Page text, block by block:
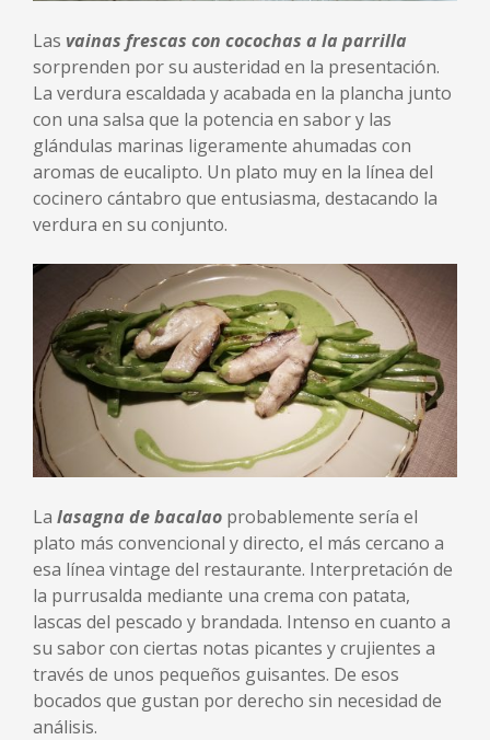
Las vainas frescas con cocochas a la parrilla
sorprenden por su austeridad en la presentación.
La verdura escaldada y acabada en la plancha junto
con una salsa que la potencia en sabor y las
glándulas marinas ligeramente ahumadas con
aromas de eucalipto. Un plato muy en la línea del
cocinero cántabro que entusiasma, destacando la
verdura en su conjunto.
La lasagna de bacalao probablemente sería el
plato más convencional y directo, el más cercano a
esa línea vintage del restaurante. Interpretación de
la purrusalda mediante una crema con patata,
lascas del pescado y brandada. Intenso en cuanto a
su sabor con ciertas notas picantes y crujientes a
través de unos pequeños guisantes. De esos
bocados que gustan por derecho sin necesidad de
análisis.